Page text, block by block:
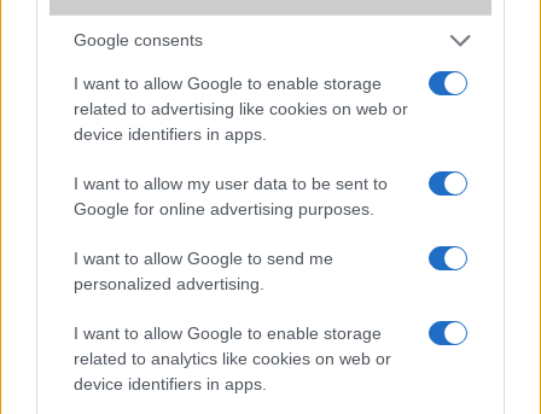
Google consents
I want to allow Google to enable storage
related to advertising like cookies on web or
device identifiers in apps.
I want to allow my user data to be sent to
Google for online advertising purposes.
I want to allow Google to send me
personalized advertising.
I want to allow Google to enable storage
related to analytics like cookies on web or
device identifiers in apps.
Új és Használt GSM kiemelt ajánlatok